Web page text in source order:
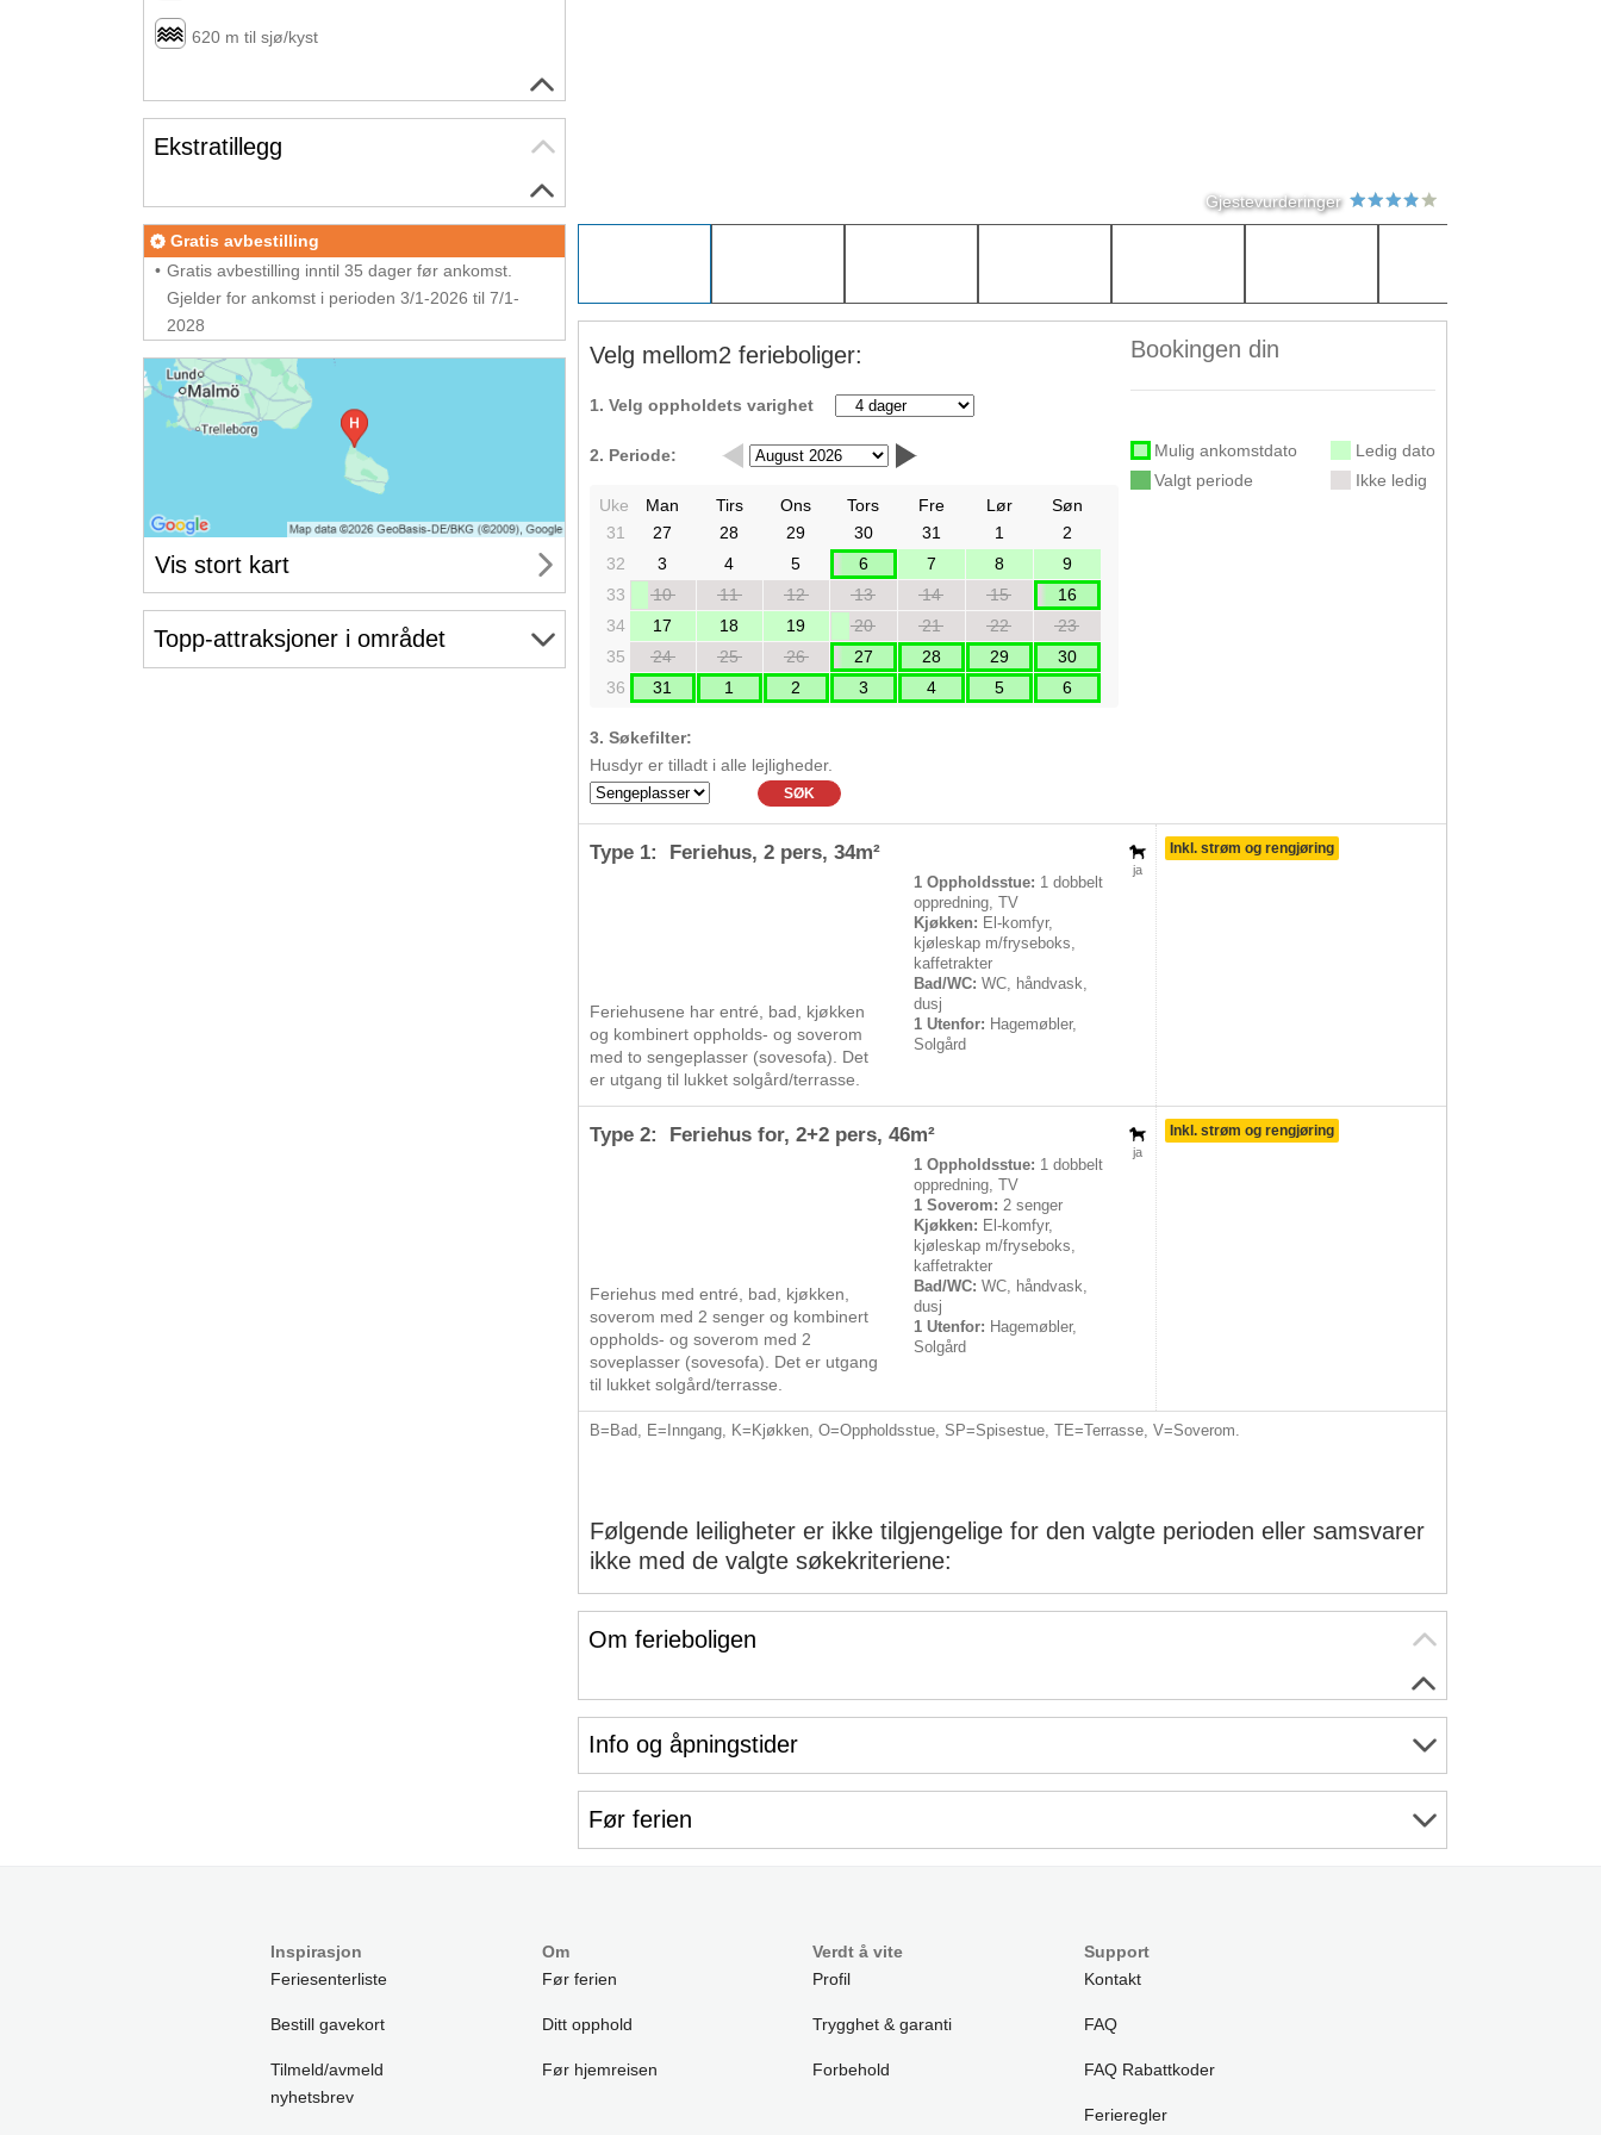
Gjestevurderinger
Velg mellom2 ferieboliger:
1. Velg oppholdets varighet
2. Periode:
Uke Man Tirs Ons Tors Fre Lør
Søn
31
27 28 29 30 31 1
2
32
3 4 5 6 7 8
9
33
10 11 12 13 14 15
16
34
17 18 19 20 21 22
23
35
24 25 26 27 28 29
30
36
31 1 2 3 4 5 6
Bookingen din
Mulig ankomstdato
Valgt periode
Ledig dato
Ikke ledig
3. Søkefilter:
Husdyr er tilladt i alle lejligheder.
SØK
ja
Type 1: Feriehus, 2 pers, 34m²
1 Oppholdsstue: 1 dobbelt
oppredning, TV
Kjøkken: El-komfyr,
kjøleskap m/fryseboks,
kaffetrakter
Bad/WC: WC, håndvask,
dusj
1 Utenfor: Hagemøbler,
Solgård
Feriehusene har entré, bad, kjøkken
og kombinert oppholds- og soverom
med to sengeplasser (sovesofa). Det
er utgang til lukket solgård/terrasse.
Inkl. strøm og rengjøring
ja
Type 2: Feriehus for, 2+2 pers, 46m²
1 Oppholdsstue: 1 dobbelt
oppredning, TV
1 Soverom: 2 senger
Kjøkken: El-komfyr,
kjøleskap m/fryseboks,
kaffetrakter
Bad/WC: WC, håndvask,
dusj
1 Utenfor: Hagemøbler,
Solgård
Feriehus med entré, bad, kjøkken,
soverom med 2 senger og kombinert
oppholds- og soverom med 2
soveplasser (sovesofa). Det er utgang
til lukket solgård/terrasse.
Inkl. strøm og rengjøring
B=Bad, E=Inngang, K=Kjøkken, O=Oppholdsstue, SP=Spisestue, TE=Terrasse, V=Soverom.
Følgende leiligheter er ikke tilgjengelige for den valgte perioden eller samsvarer
ikke med de valgte søkekriteriene:
Om ferieboligen
Info og åpningstider
Før ferien
620 m til sjø/kyst
Ekstratillegg
Gratis avbestilling
Gratis avbestilling inntil 35 dager før ankomst.
Gjelder for ankomst i perioden 3/1-2026 til 7/1-
2028
Vis stort kart
Topp-attraksjoner i området
Inspirasjon
Feriesenterliste
Bestill gavekort
Tilmeld/avmeld
nyhetsbrev
Om
Før ferien
Ditt opphold
Før hjemreisen
Verdt å vite
Profil
Trygghet & garanti
Forbehold
Support
Kontakt
FAQ
FAQ Rabattkoder
Ferieregler